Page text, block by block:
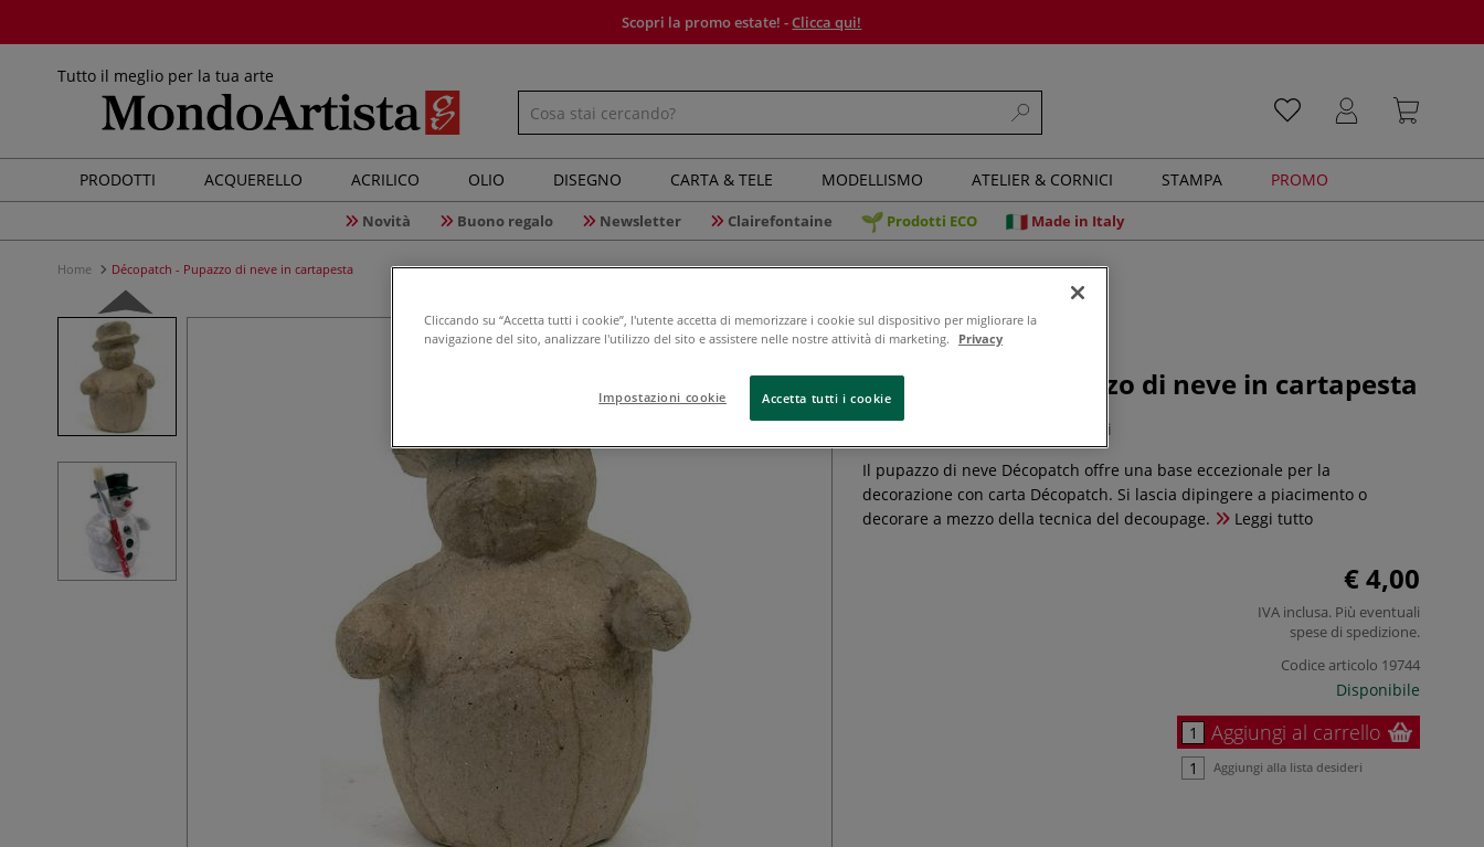
Scopri la promo estate! -Clicca qui!
Tutto il meglio per la tua arte
PRODOTTI ACQUERELLO ACRILICO OLIO DISEGNO CARTA & TELE MODELLISMO ATELIER & CORNICI STAMPA PROMO
Novità Buono regalo Newsletter Clairefontaine Prodotti ECO Made in Italy
Home Décopatch - Pupazzo di neve in cartapesta
Décopatch - Pupazzo di neve in cartapesta
0 recensioni
Il pupazzo di neve Décopatch offre una base eccezionale per la
decorazione con carta Décopatch. Si lascia dipingere a piacimento o
decorare a mezzo della tecnica del decoupage.
Leggi tutto
€ 4,00
IVA inclusa. Più eventuali
spese di spedizione.
Codice articolo 19744
Disponibile
Aggiungi al carrello
Aggiungi alla lista desideri
Cliccando su “Accetta tutti i cookie”, l'utente accetta di memorizzare i cookie sul dispositivo per migliorare la
navigazione del sito, analizzare l'utilizzo del sito e assistere nelle nostre attività di marketing.
Privacy
Impostazioni cookie Accetta tutti i cookie